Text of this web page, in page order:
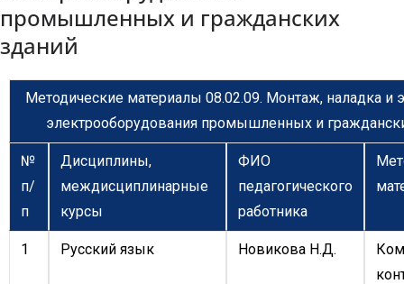
промышленных и гражданских
зданий
Методические материалы 08.02.09. Монтаж, наладка и
электрооборудования промышленных и
№
п/
п
Дисциплины,
междисциплинарные
курсы
ФИО
педагогического
работника
1 Русский язык Новикова Н.Д.